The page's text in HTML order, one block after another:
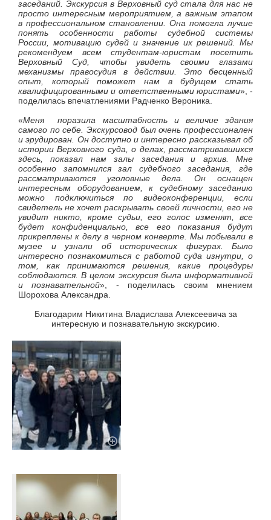
заседаний. Экскурсия в Верховный суд стала для нас не
просто интересным мероприятием, а важным этапом
в профессиональном становлении. Она помогла лучше
понять особенности работы судебной системы
России, мотивацию судей и значение их решений. Мы
рекомендуем всем студентам-юристам посетить
Верховный Суд, чтобы увидеть своими глазами
механизмы правосудия в действии. Это бесценный
опыт, который поможет нам в будущем стать
квалифицированными и ответственными юристами», -
поделилась впечатлениями Радченко Вероника.
«Меня поразила масштабность и величие здания
самого по себе. Экскурсовод был очень профессионален
и эрудирован. Он доступно и интересно рассказывал об
истории Верховного суда, о делах, рассматривавшихся
здесь, показал нам залы заседания и архив. Мне
особенно запомнился зал судебного заседания, где
рассматриваются уголовные дела. Он оснащен
интересным оборудованием, к судебному заседанию
можно подключиться по видеоконференции, если
свидетель не хочет раскрывать своей личности, его не
увидит никто, кроме судьи, его голос изменят, все
будет конфиденциально, все его показания будут
прикреплены к делу в черном конверте. Мы побывали в
музее и узнали об исторических фигурах. Было
интересно познакомиться с работой суда изнутри, о
том, как принимаются решения, какие процедуры
соблюдаются. В целом экскурсия была информативной
и познавательной», - поделилась своим мнением
Шорохова Александра.
Благодарим Никитина Владислава Алексеевича за
интересную и познавательную экскурсию.